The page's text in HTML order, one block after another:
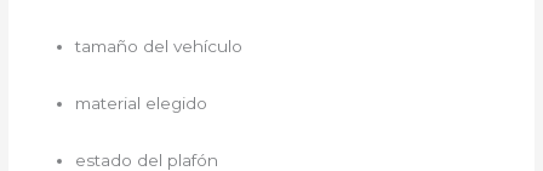
tamaño del vehículo
material elegido
estado del plafón